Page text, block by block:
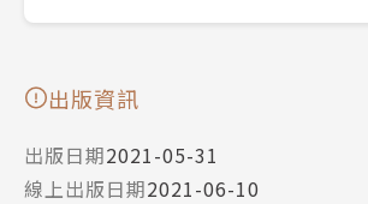
出版資訊
出版日期2021-05-31
線上出版日期2021-06-10